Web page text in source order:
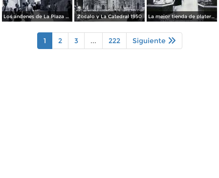
Los andenes de La Plaza de toros Ciudad de México 1950 Zocalo y La Catedral 1950 La mejor tienda de plateria.
1 2 3 ... 222 Siguiente